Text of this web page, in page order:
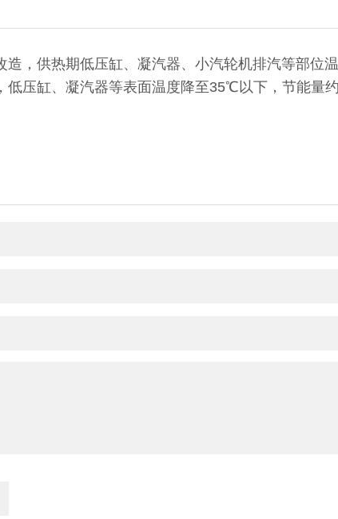
，供热期低压缸、凝汽器、小汽轮机排汽等部
压缸、凝汽器等表面温度降至35℃以下，节能量约